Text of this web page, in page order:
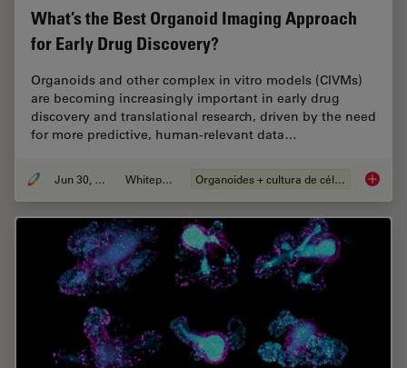
What’s the Best Organoid Imaging Approach
for Early Drug Discovery?
Organoids and other complex in vitro models (CIVMs)
are becoming increasingly important in early drug
discovery and translational research, driven by the need
for more predictive, human-relevant data…
Jun 30, 2026 Whitepaper Organoides + cultura de células 3D